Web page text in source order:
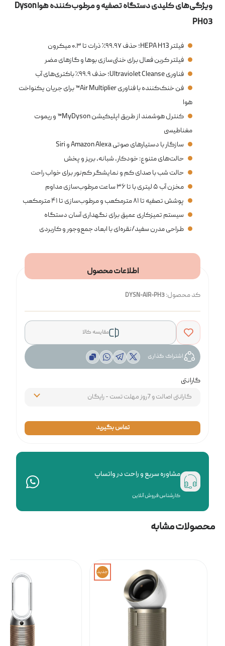
ویژگی‌های کلیدی دستگاه تصفیه و مرطوب‌کننده هوا Dyson
PH03
فیلتر HEPA H13؛ حذف ۹۹.۹۷٪ ذرات تا ۰.۳ میکرون
فیلتر کربن فعال برای خنثی‌سازی بوها و گازهای مضر
فناوری Ultraviolet Cleanse؛ حذف ۹۹.۹٪ باکتری‌های آب
فن خنک‌کننده با فناوری Air Multiplier™ برای جریان یکنواخت
هوا
کنترل هوشمند از طریق اپلیکیشن MyDyson™ و ریموت
مغناطیسی
سازگار با دستیارهای صوتی Amazon Alexa و Siri
حالت‌های متنوع: خودکار، شبانه، بریز و پخش
حالت شب با صدای کم و نمایشگر کم‌نور برای خواب راحت
مخزن آب ۵ لیتری با تا ۳۶ ساعت مرطوب‌سازی مداوم
پوشش تصفیه تا ۸۱ مترمکعب و مرطوب‌سازی تا ۴۱ مترمکعب
سیستم تمیزکاری عمیق برای نگهداری آسان دستگاه
طراحی مدرن سفید/نقره‌ای با ابعاد جمع‌وجور و کاربردی
اطلاعات محصول
کد محصول:DYSN-AIR-PH3
مقایسه کالا
اشتراک گذاری
گارانتی
تماس بگیرید
مشاوره سریع و راحت در واتساپ
کارشناس فروش آنلاین
محصولات مشابه
جدید